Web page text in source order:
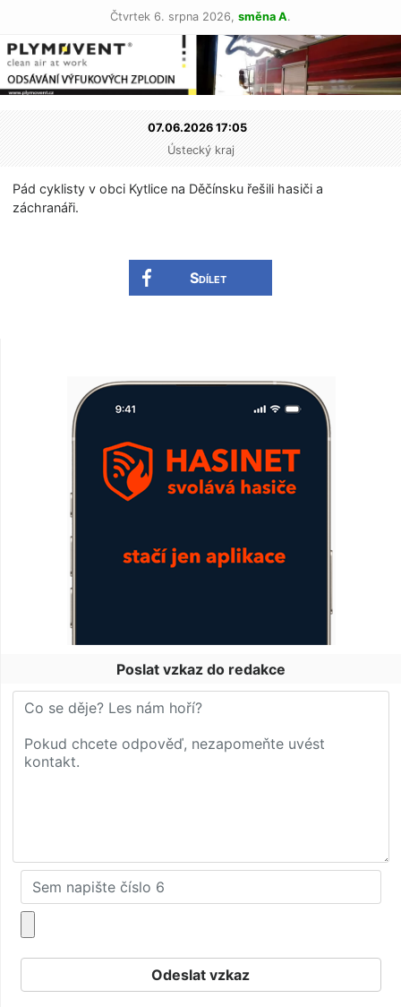
Čtvrtek 6. srpna 2026, směna A.
07.06.2026 17:05
Ústecký kraj
Pád cyklisty v obci Kytlice na Děčínsku řešili hasiči a
záchranáři.
Sdílet
Poslat vzkaz do redakce